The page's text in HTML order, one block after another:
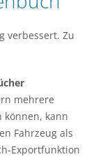
verbessert. Zu
mehrere
können, kann
Fahrzeug als
Exportfunktion